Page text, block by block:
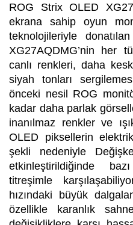
ROG Strix OLED
ekrana sahip oyun
teknolojileriyle
XG27AQDMG’nin her
canlı renkleri, daha
siyah tonları
önceki nesil ROG
kadar daha parlak
inanılmaz renkler ve
OLED piksellerin
şekli nedeniyle
etkinleştirildiğinde
titreşimle
hızındaki büyük
özellikle karanlık